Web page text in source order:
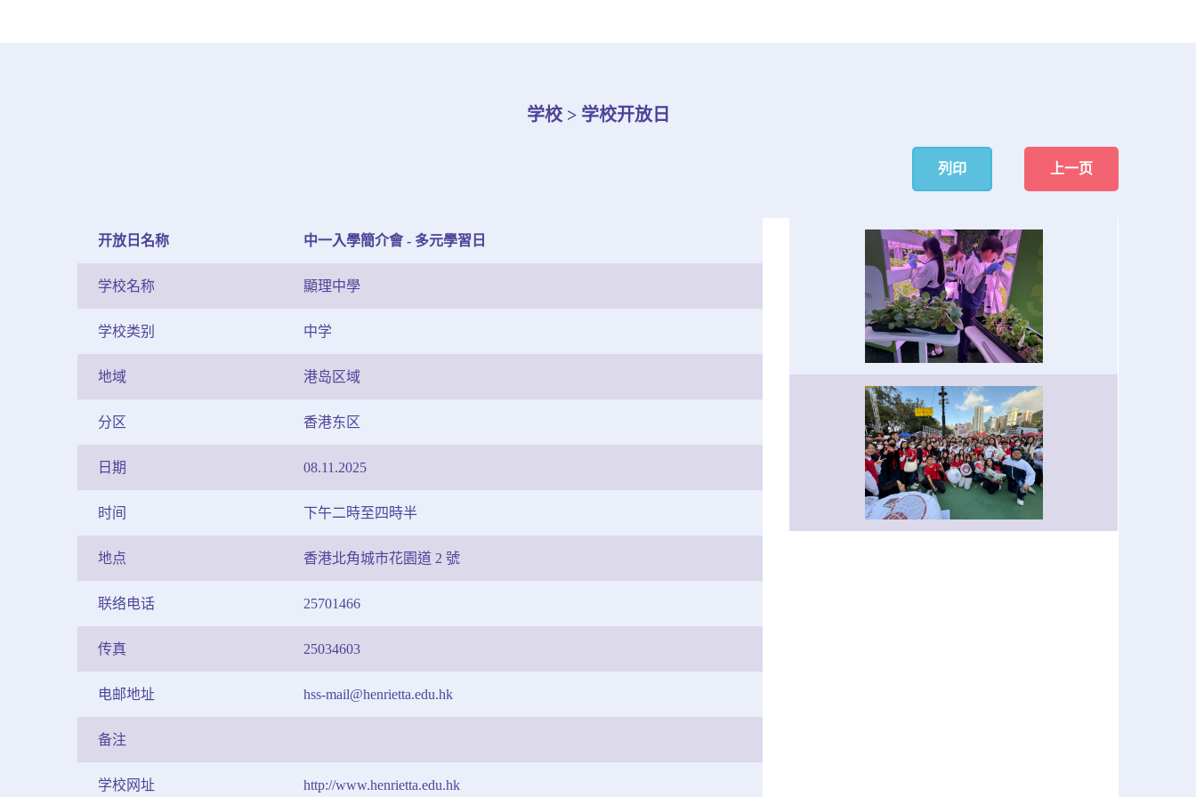
学校 > 学校开放日
列印 上一页
开放日名称 中一入學簡介會 - 多元學習日
学校名称 顯理中學
学校类别 中学
地域 港岛区域
分区 香港东区
日期 08.11.2025
时间 下午二時至四時半
地点 香港北角城市花園道 2 號
联络电话 25701466
传真 25034603
电邮地址 hss-mail@henrietta.edu.hk
备注
学校网址 http://www.henrietta.edu.hk